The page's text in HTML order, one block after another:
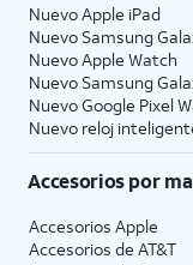
Nuevo Apple iPad
Nuevo Samsung
Nuevo Apple Watch
Nuevo Samsung
Nuevo Google Pixel
Nuevo reloj
Accesorios por
Accesorios Apple
Accesorios de AT&T